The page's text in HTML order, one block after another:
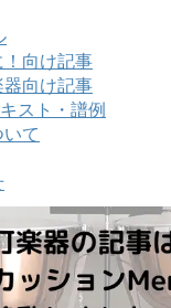
向け記事
向け記事
スト・譜例
て